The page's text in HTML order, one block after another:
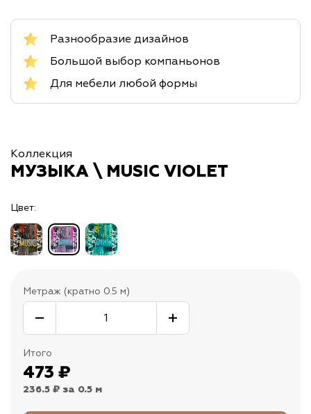
Разнообразие дизайнов
Большой выбор компаньонов
Для мебели любой формы
Коллекция
МУЗЫКА \ MUSIC VIOLET
Цвет:
Метраж (кратно 0.5 м)
Итого
473 ₽
236.5 ₽ за 0.5 м